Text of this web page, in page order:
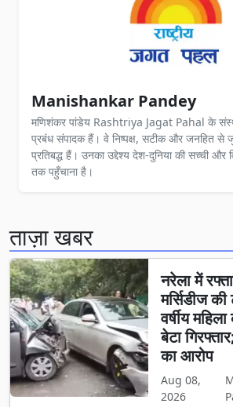
Manishankar Pandey
मणिशंकर पांडेय Rashtriya Jagat Pahal के
प्रबंध संपादक हैं। वे निष्पक्ष, सटीक और जनहित से
प्रतिबद्ध हैं। उनका उद्देश्य देश-दुनिया की सच्ची और
तक पहुँचाना है।
ताज़ा खबर
नरेला में
मर्सिडीज
वर्षीय
बेटा
का आरोप
Aug 08,
2026